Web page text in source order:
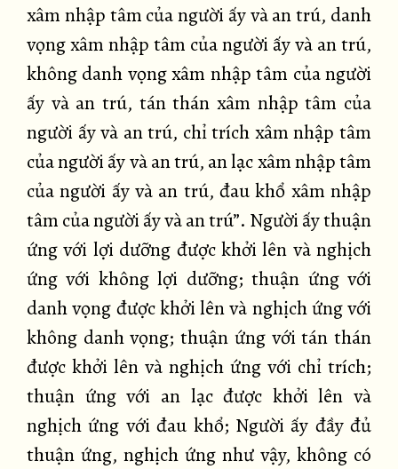
xâm nhập tâm của người ấy và an trú, danh
vọng xâm nhập tâm của người ấy và an trú,
không danh vọng xâm nhập tâm của người
ấy và an trú, tán thán xâm nhập tâm của
người ấy và an trú, chỉ trích xâm nhập tâm
của người ấy và an trú, an lạc xâm nhập tâm
của người ấy và an trú, đau khổ xâm nhập
tâm của người ấy và an trú”. Người ấy thuận
ứng với lợi dưỡng được khởi lên và nghịch
ứng với không lợi dưỡng; thuận ứng với
danh vọng được khởi lên và nghịch ứng với
không danh vọng; thuận ứng với tán thán
được khởi lên và nghịch ứng với chỉ trích;
thuận ứng với an lạc được khởi lên và
nghịch ứng với đau khổ; Người ấy đầy đủ
thuận ứng, nghịch ứng như vậy, không có